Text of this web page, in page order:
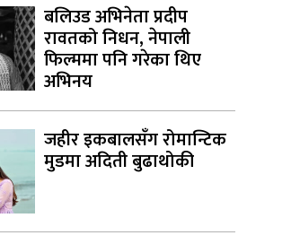
बलिउड अभिनेता प्रदीप
रावतको निधन, नेपाली
फिल्ममा पनि गरेका थिए
अभिनय
जहीर इकबालसँग रोमान्टिक
मुडमा अदिती बुढाथोकी